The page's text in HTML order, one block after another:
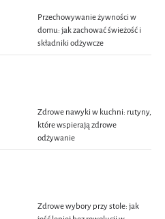
Przechowywanie żywności w
domu: jak zachować świeżość i
składniki odżywcze
Zdrowe nawyki w kuchni: rutyny,
które wspierają zdrowe
odżywanie
Zdrowe wybory przy stole: jak